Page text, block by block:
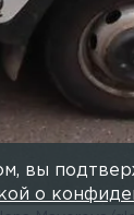
вы
о